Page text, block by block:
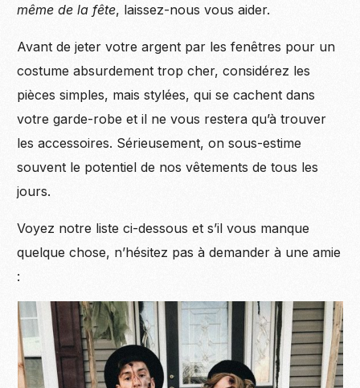
même de la fête, laissez-nous vous aider.
Avant de jeter votre argent par les fenêtres pour un
costume absurdement trop cher, considérez les
pièces simples, mais stylées, qui se cachent dans
votre garde-robe et il ne vous restera qu’à trouver
les accessoires. Sérieusement, on sous-estime
souvent le potentiel de nos vêtements de tous les
jours.
Voyez notre liste ci-dessous et s’il vous manque
quelque chose, n’hésitez pas à demander à une amie
: